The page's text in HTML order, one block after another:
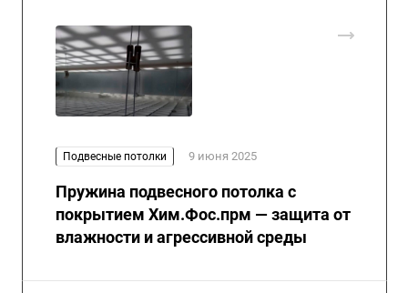
Подвесные потолки 9 июня 2025
Пружина подвесного потолка с
покрытием Хим.Фос.прм — защита от
влажности и агрессивной среды